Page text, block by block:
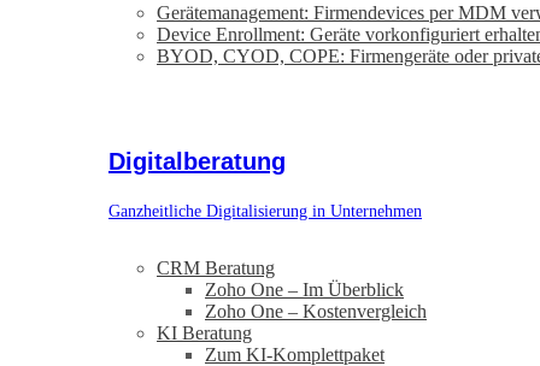
Gerätemanagement: Firmendevices per MDM
Device Enrollment: Geräte vorkonfiguriert
BYOD, CYOD, COPE: Firmengeräte oder
Digitalberatung
Ganzheitliche Digitalisierung in Unternehmen
CRM Beratung
Zoho One – Im Überblick
Zoho One – Kostenvergleich
KI Beratung
Zum KI-Komplettpaket